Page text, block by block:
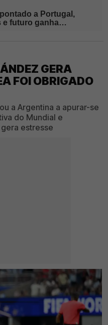
GERA
FOI OBRIGADO
a Argentina a apurar-se
do Mundial e
estresse